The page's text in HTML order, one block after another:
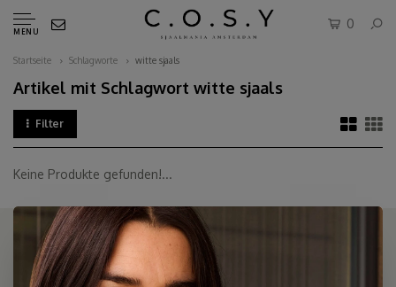
MENU
0
Startseite Schlagworte witte sjaals
Artikel mit Schlagwort witte sjaals
Filter
Keine Produkte gefunden!...